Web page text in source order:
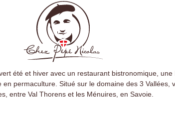
été et hiver avec un restaurant bistronomique, une
en permaculture. Situé sur le domaine des 3 Vallées,
entre Val Thorens et les Ménuires, en Savoie.